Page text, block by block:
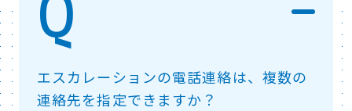
エスカレーションの電話連絡は、複数の
連絡先を指定できますか？